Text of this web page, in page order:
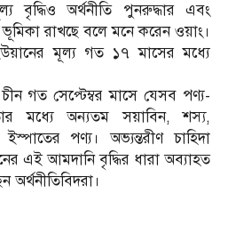
বৃদ্ধিও অর্থনীতি পুনরুদ্ধার এবং
ভূমিকা রাখছে বলে মনে করেন ওয়াং।
মূল্য গত ১৭ মাসের মধ্যে
গত সেপ্টেম্বর মাসে যেসব পণ্য-
মধ্যে অন্যতম সয়াবিন, শস্য,
পণ্য। অভ্যন্তরীণ চাহিদা
এই আমদানি বৃদ্ধির ধারা অব্যাহত
অর্থনীতিবিদরা।